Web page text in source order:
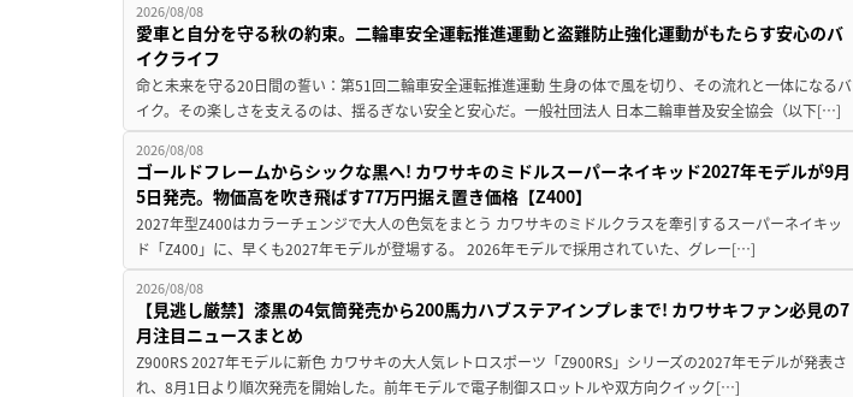
2026/08/08
愛車と自分を守る秋の約束。二輪車安全運転推進運動と盗難防止強化運動がもたらす安心のバ
イクライフ
命と未来を守る20日間の誓い：第51回二輪車安全運転推進運動 生身の体で風を切り、その流れと一体になるバ
イク。その楽しさを支えるのは、揺るぎない安全と安心だ。一般社団法人 日本二輪車普及安全協会（以下[…]
2026/08/08
ゴールドフレームからシックな黒へ! カワサキのミドルスーパーネイキッド2027年モデルが9月
5日発売。物価高を吹き飛ばす77万円据え置き価格【Z400】
2027年型Z400はカラーチェンジで大人の色気をまとう カワサキのミドルクラスを牽引するスーパーネイキッ
ド「Z400」に、早くも2027年モデルが登場する。 2026年モデルで採用されていた、グレー[…]
2026/08/08
【見逃し厳禁】漆黒の4気筒発売から200馬力ハブステアインプレまで! カワサキファン必見の7
月注目ニュースまとめ
Z900RS 2027年モデルに新色 カワサキの大人気レトロスポーツ「Z900RS」シリーズの2027年モデルが発表さ
れ、8月1日より順次発売を開始した。前年モデルで電子制御スロットルや双方向クイック[…]